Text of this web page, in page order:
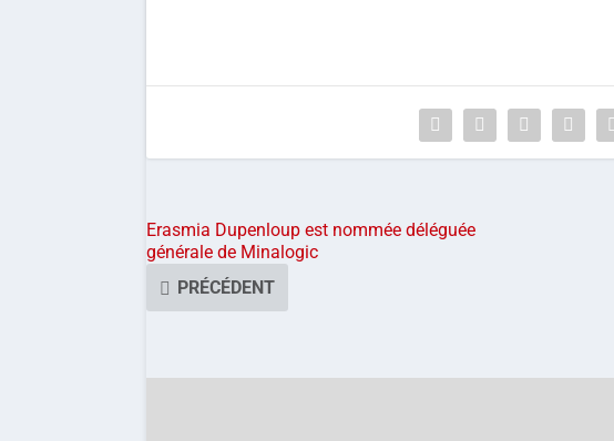
Erasmia Dupenloup est nommée déléguée
générale de Minalogic
PRÉCÉDENT